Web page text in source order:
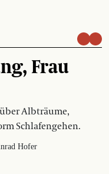
Frau
Albträume,
Schlafengehen.
Hofer